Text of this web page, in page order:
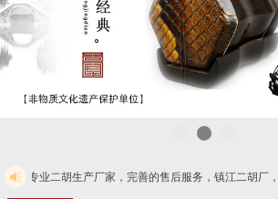
厂家，完善的售后服务，镇江二胡厂，二胡教学直播